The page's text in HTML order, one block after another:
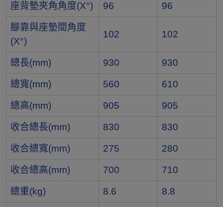
座背墊夾角角度(X°) 96 96
腳靠與座墊間角度
(X°)
102 102
總長(mm) 930 930
總寬(mm) 560 610
總高(mm) 905 905
收合總長(mm) 830 830
收合總寬(mm) 275 280
收合總高(mm) 700 710
總重(kg) 8.6 8.8